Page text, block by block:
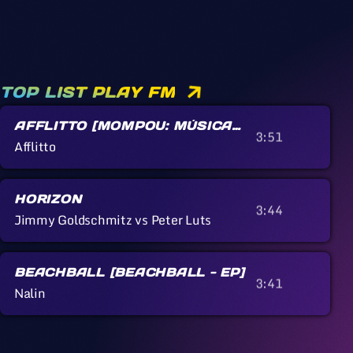
TOP LIST PLAY FM
AFFLITTO [MOMPOU: MÚSICA
CALLADA]
Afflitto 3:51
HORIZON
Jimmy Goldschmitz vs Peter Luts 3:44
BEACHBALL [BEACHBALL - EP]
Nalin 3:41